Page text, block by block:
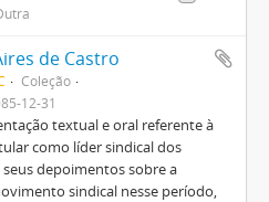
de Castro
Coleção
12-31
textual e oral referente à
como líder sindical dos
depoimentos sobre a
sindical nesse período,